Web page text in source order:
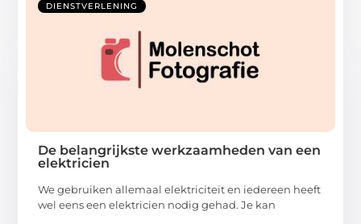
DIENSTVERLENING
De belangrijkste werkzaamheden van een
elektricien
We gebruiken allemaal elektriciteit en iedereen heeft
wel eens een elektricien nodig gehad. Je kan